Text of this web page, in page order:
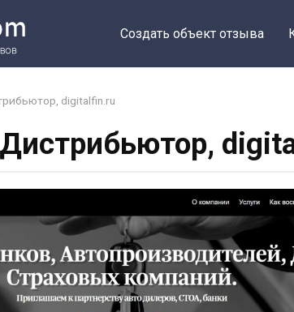
Создать объект отзыва
digitalfin.ru